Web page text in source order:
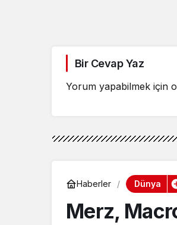
Bir Cevap Yaz
Yorum yapabilmek için
Haberler Dünya
Merz,